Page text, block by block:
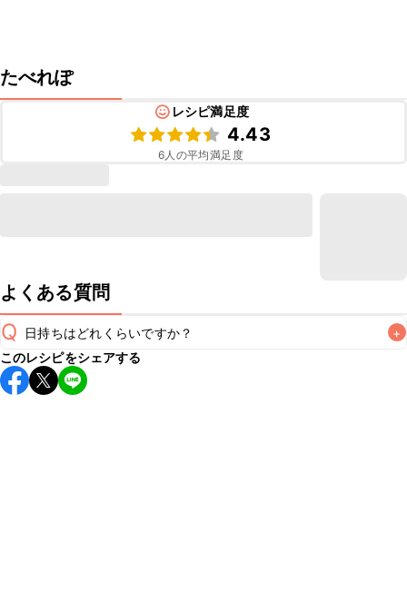
たべれぽ
レシピ満足度
4.43
6人の平均満足度
よくある質問
Q 日持ちはどれくらいですか？ +
保存期間は常温で翌日中が目安です。なるべくお早めにお召
し上がりください。
このレシピをシェアする